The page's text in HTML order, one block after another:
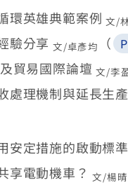
環英雄典範案例文/
驗分享 文/卓彥均 （
貿易國際論壇文/李
處理機制與延長生
安定措施的啟動標準
享電動機車？文/楊